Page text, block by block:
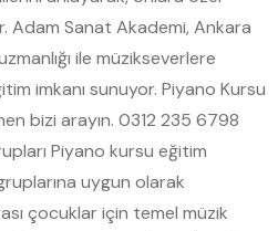
Adam Sanat Akademi, Ankara
ile müzikseverlere
imkanı sunuyor. Piyano Kursu
bizi arayın. 0312 235 6798
Piyano kursu eğitim
uygun olarak
çocuklar için temel müzik